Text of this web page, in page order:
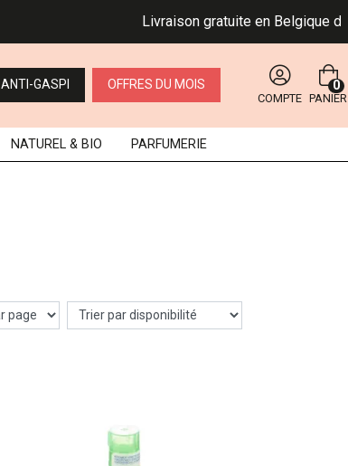
Livraison gratuite en Belgique dès
ANTI-GASPI OFFRES DU MOIS
COMPTE PANIER
0
NATUREL & BIO PARFUMERIE